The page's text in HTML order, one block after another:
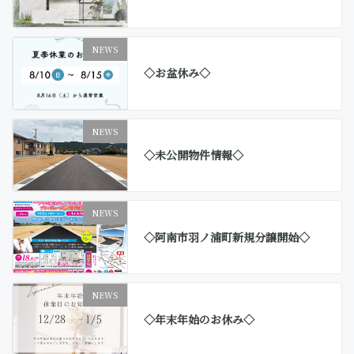
NEWS
◇お盆休み◇
NEWS
◇未公開物件情報◇
NEWS
◇阿南市羽ノ浦町新規分譲開始◇
NEWS
◇年末年始のお休み◇